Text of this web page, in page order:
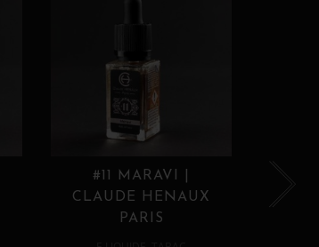
#11 MARAVI |
CLAUDE HENAUX
PARIS